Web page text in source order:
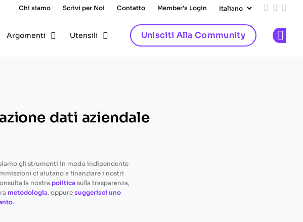
Chi siamo Scrivi per Noi Contatto Member's Login Add us
Follow
Argomenti Utensili Unisciti Alla Community
dati aziendale
gli strumenti in modo indipendente
ci aiutano a finanziare i nostri
la nostra politicasulla trasparenza,
metodologia, oppure suggerisci uno
.